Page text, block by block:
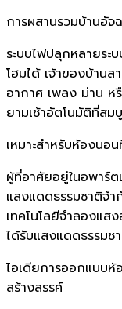
การผสานรวมบ้านอัจ
ระบบไฟปลุกหลายร
โฮมได้ เจ้าของบ้านส
อากาศ เพลง ม่าน ห
ยามเช้าอัตโนมัติที่ส
เหมาะสำหรับห้องนอ
ผู้ที่อาศัยอยู่ในอพาร์
แสงแดดธรรมชาติจำ
เทคโนโลยีจำลองแส
ได้รับแสงแดดธรรมช
ไอเดียการออกแบบ
สร้างสรรค์